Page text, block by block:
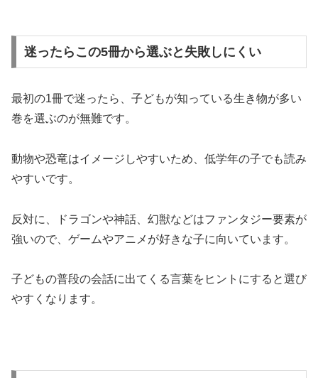
迷ったらこの5冊から選ぶと失敗しにくい
最初の1冊で迷ったら、子どもが知っている生き物が多い
巻を選ぶのが無難です。
動物や恐竜はイメージしやすいため、低学年の子でも読み
やすいです。
反対に、ドラゴンや神話、幻獣などはファンタジー要素が
強いので、ゲームやアニメが好きな子に向いています。
子どもの普段の会話に出てくる言葉をヒントにすると選び
やすくなります。